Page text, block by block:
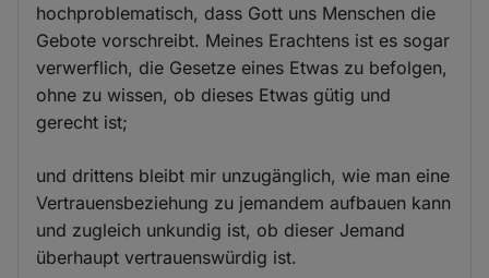
hochproblematisch, dass Gott uns Menschen die
Gebote vorschreibt. Meines Erachtens ist es sogar
verwerflich, die Gesetze eines Etwas zu befolgen,
ohne zu wissen, ob dieses Etwas gütig und
gerecht ist;
und drittens bleibt mir unzugänglich, wie man eine
Vertrauensbeziehung zu jemandem aufbauen kann
und zugleich unkundig ist, ob dieser Jemand
überhaupt vertrauenswürdig ist.